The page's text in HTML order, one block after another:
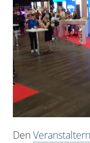
Den